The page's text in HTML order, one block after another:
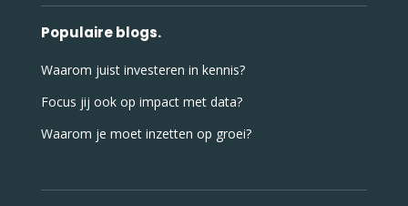
Populaire blogs.
Waarom juist investeren in kennis?
Focus jij ook op impact met data?
Waarom je moet inzetten op groei?